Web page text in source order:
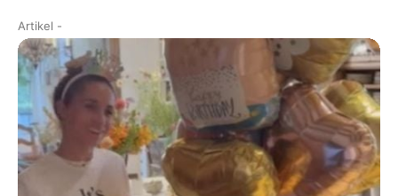
Artikel -